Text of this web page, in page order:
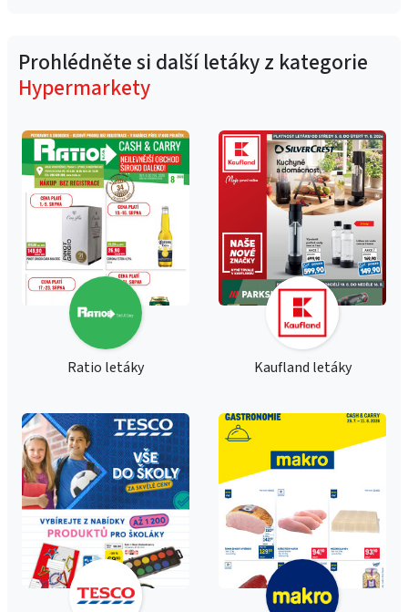
Prohlédněte si další letáky z kategorie
Hypermarkety
Ratio letáky Kaufland letáky